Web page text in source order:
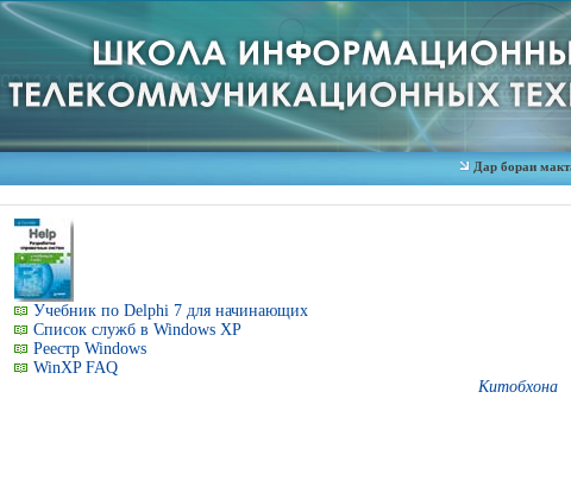
Дар бораи
Учебник по Delphi 7 для начинающих
Список служб в Windows XP
Реестр Windows
WinXP FAQ
Китобхона